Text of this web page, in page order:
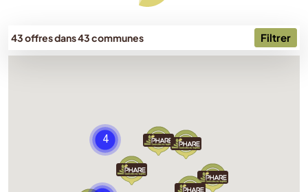
43 offres dans 43 communes Filtrer